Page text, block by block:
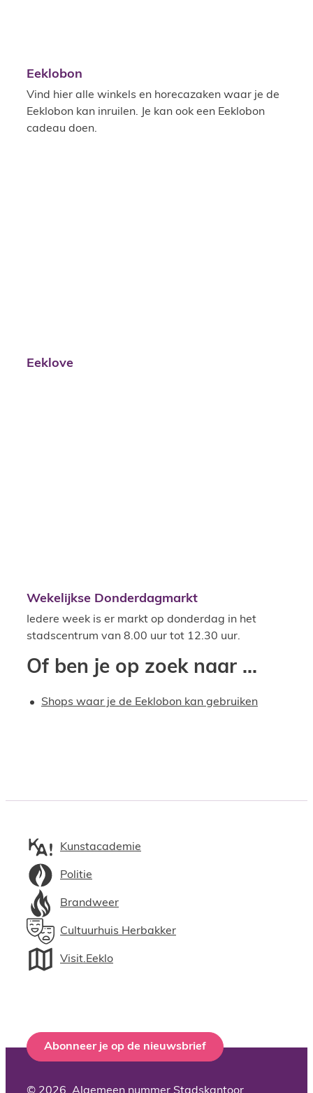
Eeklobon
Vind hier alle winkels en horecazaken waar je de
Eeklobon kan inruilen. Je kan ook een Eeklobon
cadeau doen.
Eeklove
Wekelijkse Donderdagmarkt
Iedere week is er markt op donderdag in het
stadscentrum van 8.00 uur tot 12.30 uur.
Of ben je op zoek naar ...
Shops waar je de Eeklobon kan gebruiken
Kunstacademie
Politie
Brandweer
Cultuurhuis Herbakker
Visit.Eeklo
Abonneer je op de nieuwsbrief